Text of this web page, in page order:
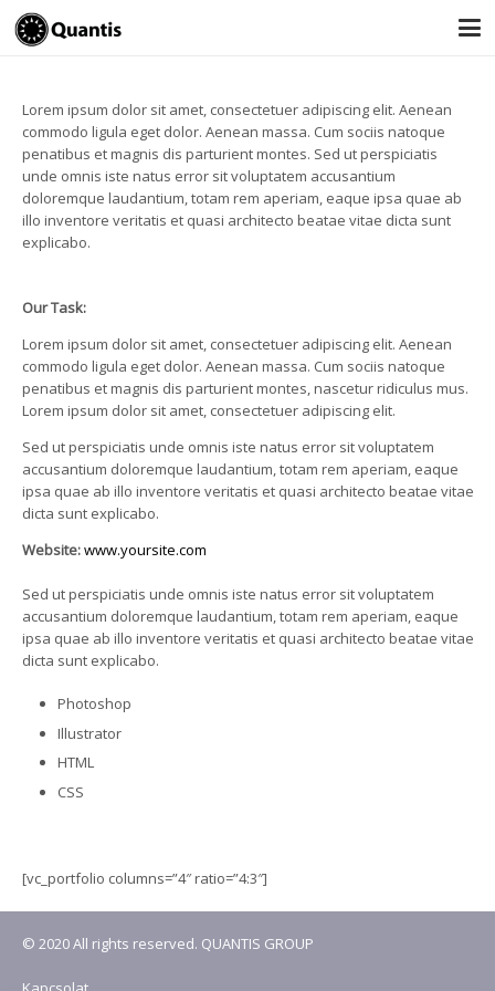
Lorem ipsum dolor sit amet, consectetuer adipiscing elit. Aenean
commodo ligula eget dolor. Aenean massa. Cum sociis natoque
penatibus et magnis dis parturient montes. Sed ut perspiciatis
unde omnis iste natus error sit voluptatem accusantium
doloremque laudantium, totam rem aperiam, eaque ipsa quae ab
illo inventore veritatis et quasi architecto beatae vitae dicta sunt
explicabo.
Our Task:
Lorem ipsum dolor sit amet, consectetuer adipiscing elit. Aenean
commodo ligula eget dolor. Aenean massa. Cum sociis natoque
penatibus et magnis dis parturient montes, nascetur ridiculus mus.
Lorem ipsum dolor sit amet, consectetuer adipiscing elit.
Sed ut perspiciatis unde omnis iste natus error sit voluptatem
accusantium doloremque laudantium, totam rem aperiam, eaque
ipsa quae ab illo inventore veritatis et quasi architecto beatae vitae
dicta sunt explicabo.
Website:www.yoursite.com
Sed ut perspiciatis unde omnis iste natus error sit voluptatem
accusantium doloremque laudantium, totam rem aperiam, eaque
ipsa quae ab illo inventore veritatis et quasi architecto beatae vitae
dicta sunt explicabo.
Photoshop
Illustrator
HTML
CSS
[vc_portfolio columns=”4″ ratio=”4:3″]
© 2020 All rights reserved. QUANTIS GROUP